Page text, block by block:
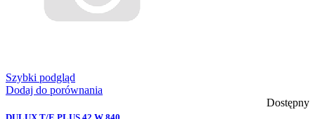
Szybki podgląd
Dodaj do porównania
Dostępny